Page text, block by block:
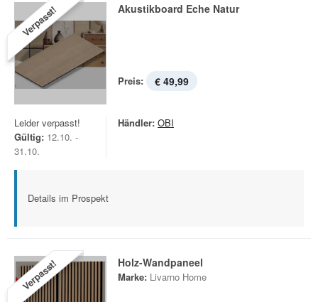
Verpasst! Akustikboard Eche Natur
Preis: € 49,99
Leider verpasst!
Gültig: 12.10. -
31.10.
Händler: OBI
Details im Prospekt
Verpasst! Holz-Wandpaneel
Marke: Livarno Home